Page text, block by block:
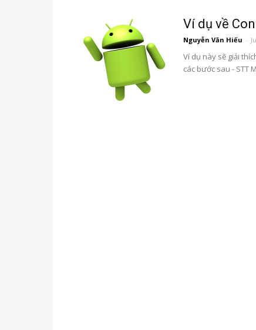
Ví dụ về
Nguyễn Văn Hiếu -
Ví dụ này sẽ giải
các bước sau - STT